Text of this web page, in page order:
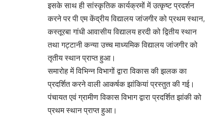
इसके साथ ही सांस्कृतिक कार्यक्रमों में उत्कृष्ट प्रदर्शन
करने पर पी एम केंद्रीय विद्यालय जांजगीर को प्रथम स्थान,
कस्तूरबा गांधी आवासीय विद्यालय हरदी को द्वितीय स्थान
तथा गट्टानी कन्या उच्च माध्यमिक विद्यालय जांजगीर को
तृतीय स्थान प्राप्त हुआ।
समारोह में विभिन्न विभागों द्वारा विकास की झलक का
प्रदर्शित करने वाली आकर्षक झांकियां प्रस्तुत की गई।
पंचायत एवं ग्रामीण विकास विभाग द्वारा प्रदर्शित झांकी को
प्रथम स्थान प्राप्त हुआ।